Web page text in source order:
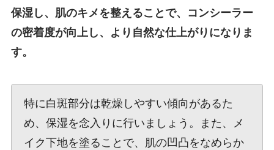
保湿し、肌のキメを整えることで、コンシーラー
の密着度が向上し、より自然な仕上がりになりま
す。
特に白斑部分は乾燥しやすい傾向があるた
め、保湿を念入りに行いましょう。また、メ
イク下地を塗ることで、肌の凹凸をなめらか